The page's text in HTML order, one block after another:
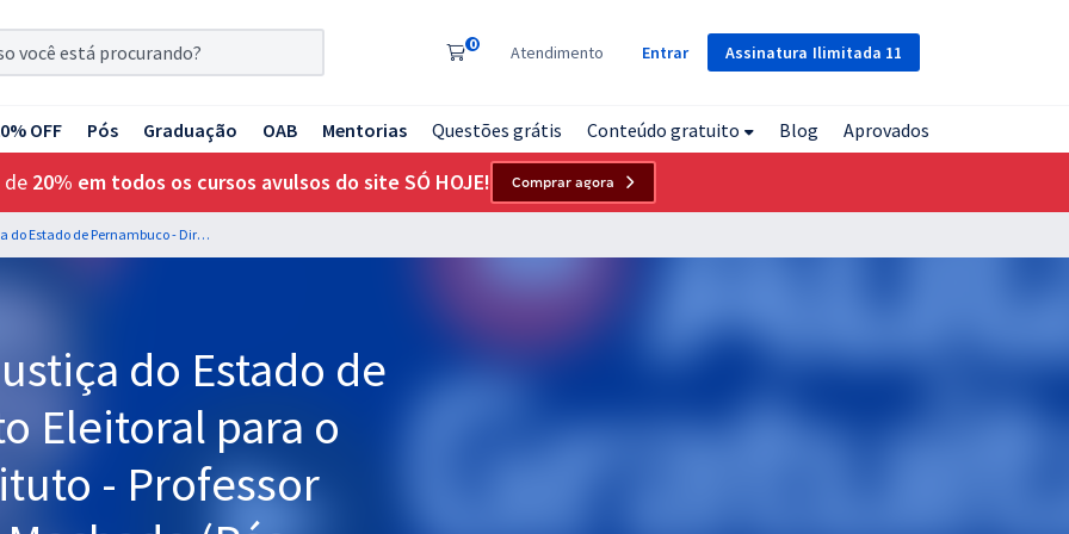
Assinatura Ilimitada 11
0 Atendimento Entrar
OFF Pós Graduação OAB Mentorias Questões grátis Conteúdo gratuito Blog Aprovados
de 20% em todos os cursos avulsos do site SÓ HOJE! Comprar agora
TJ PE - Tribunal de Justiça do Estado de Pernambuco - Direito Eleitoral para o Cargo de Juiz Substituto - Professor Odair José & Weslei Machado (Pós-Edital)
do Estado de
Eleitoral para o
- Professor